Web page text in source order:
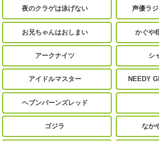
夜のクラゲは泳げない 声優ラ
お兄ちゃんはおしまい かぐや
アークナイツ シ
アイドルマスター NEEDY
ヘブンバーンズレッド
ゴジラ なか